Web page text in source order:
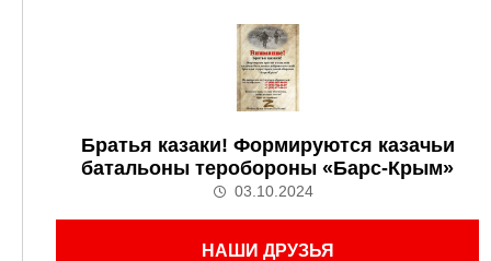
Братья казаки! Формируются казачьи
батальоны теробороны «Барс-Крым»
03.10.2024
НАШИ ДРУЗЬЯ